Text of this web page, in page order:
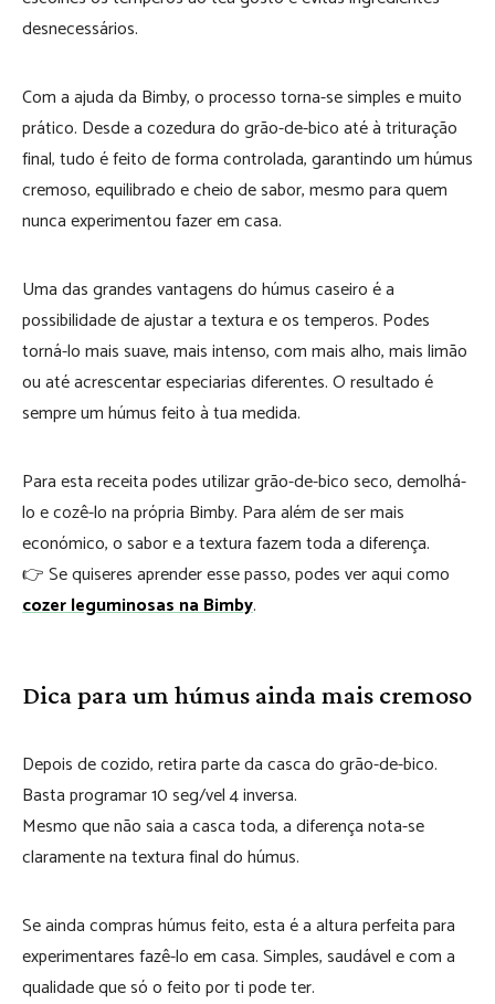
desnecessários.
Com a ajuda da Bimby, o processo torna-se simples e muito
prático. Desde a cozedura do grão-de-bico até à trituração
final, tudo é feito de forma controlada, garantindo um húmus
cremoso, equilibrado e cheio de sabor, mesmo para quem
nunca experimentou fazer em casa.
Uma das grandes vantagens do húmus caseiro é a
possibilidade de ajustar a textura e os temperos. Podes
torná-lo mais suave, mais intenso, com mais alho, mais limão
ou até acrescentar especiarias diferentes. O resultado é
sempre um húmus feito à tua medida.
Para esta receita podes utilizar grão-de-bico seco, demolhá-
lo e cozê-lo na própria Bimby. Para além de ser mais
económico, o sabor e a textura fazem toda a diferença.
👉 Se quiseres aprender esse passo, podes ver aqui como
cozer leguminosas na Bimby.
Dica para um húmus ainda mais cremoso
Depois de cozido, retira parte da casca do grão-de-bico.
Basta programar 10 seg/vel 4 inversa.
Mesmo que não saia a casca toda, a diferença nota-se
claramente na textura final do húmus.
Se ainda compras húmus feito, esta é a altura perfeita para
experimentares fazê-lo em casa. Simples, saudável e com a
qualidade que só o feito por ti pode ter.